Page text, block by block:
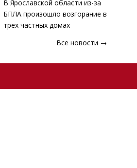
В Ярославской области из-за
БПЛА произошло возгорание в
трех частных домах
Все новости →